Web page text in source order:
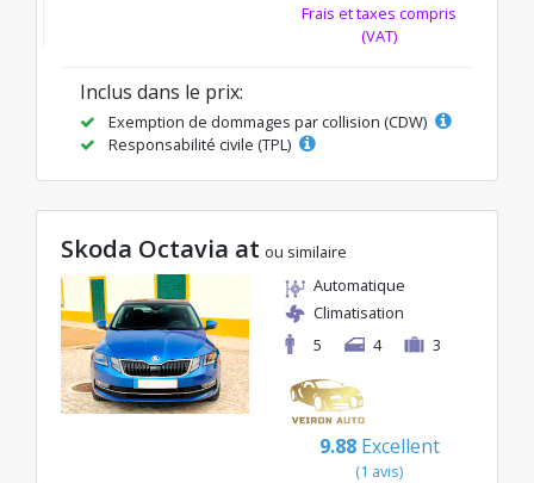
Frais et taxes compris
(VAT)
Inclus dans le prix:
Exemption de dommages par collision (CDW)
Responsabilité civile (TPL)
Skoda Octavia at ou similaire
Automatique
Climatisation
5
4 3
9.88 Excellent
(1 avis)